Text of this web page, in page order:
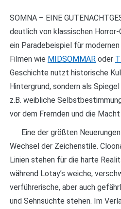
SOMNA – EINE
deutlich von klassischen Horror-
ein Paradebeispiel für
Filmen wie MIDSOMMAR oder
Geschichte nutzt historische
Hintergrund, sondern als
z.B. weibliche
vor dem Fremden und die
Eine der größten
Wechsel der Zeichenstile.
Linien stehen für die harte
während Lotay’s weiche,
verführerische, aber auch
und Sehnsüchte stehen. Im